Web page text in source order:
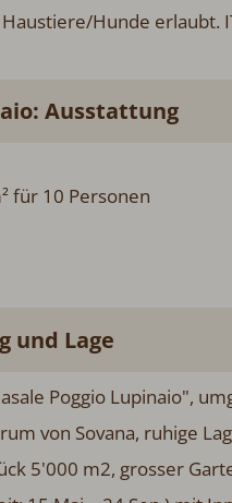
Hunde erlaubt.
Ausstattung
für 10 Personen
und Lage
Poggio Lupinaio",
von Sovana, ruhige
5'000 m2, grosser